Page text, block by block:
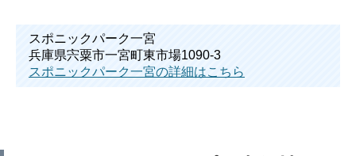
スポニックパーク一宮
兵庫県宍粟市一宮町東市場1090-3
スポニックパーク一宮の詳細はこちら